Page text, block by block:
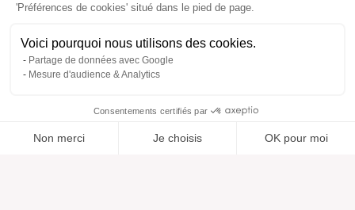
'Préférences de cookies' situé dans le pied de page.
Voici pourquoi nous utilisons des cookies.
Partage de données avec Google
Mesure d'audience & Analytics
Consentements certifiés par
Non merci Je choisis OK pour moi